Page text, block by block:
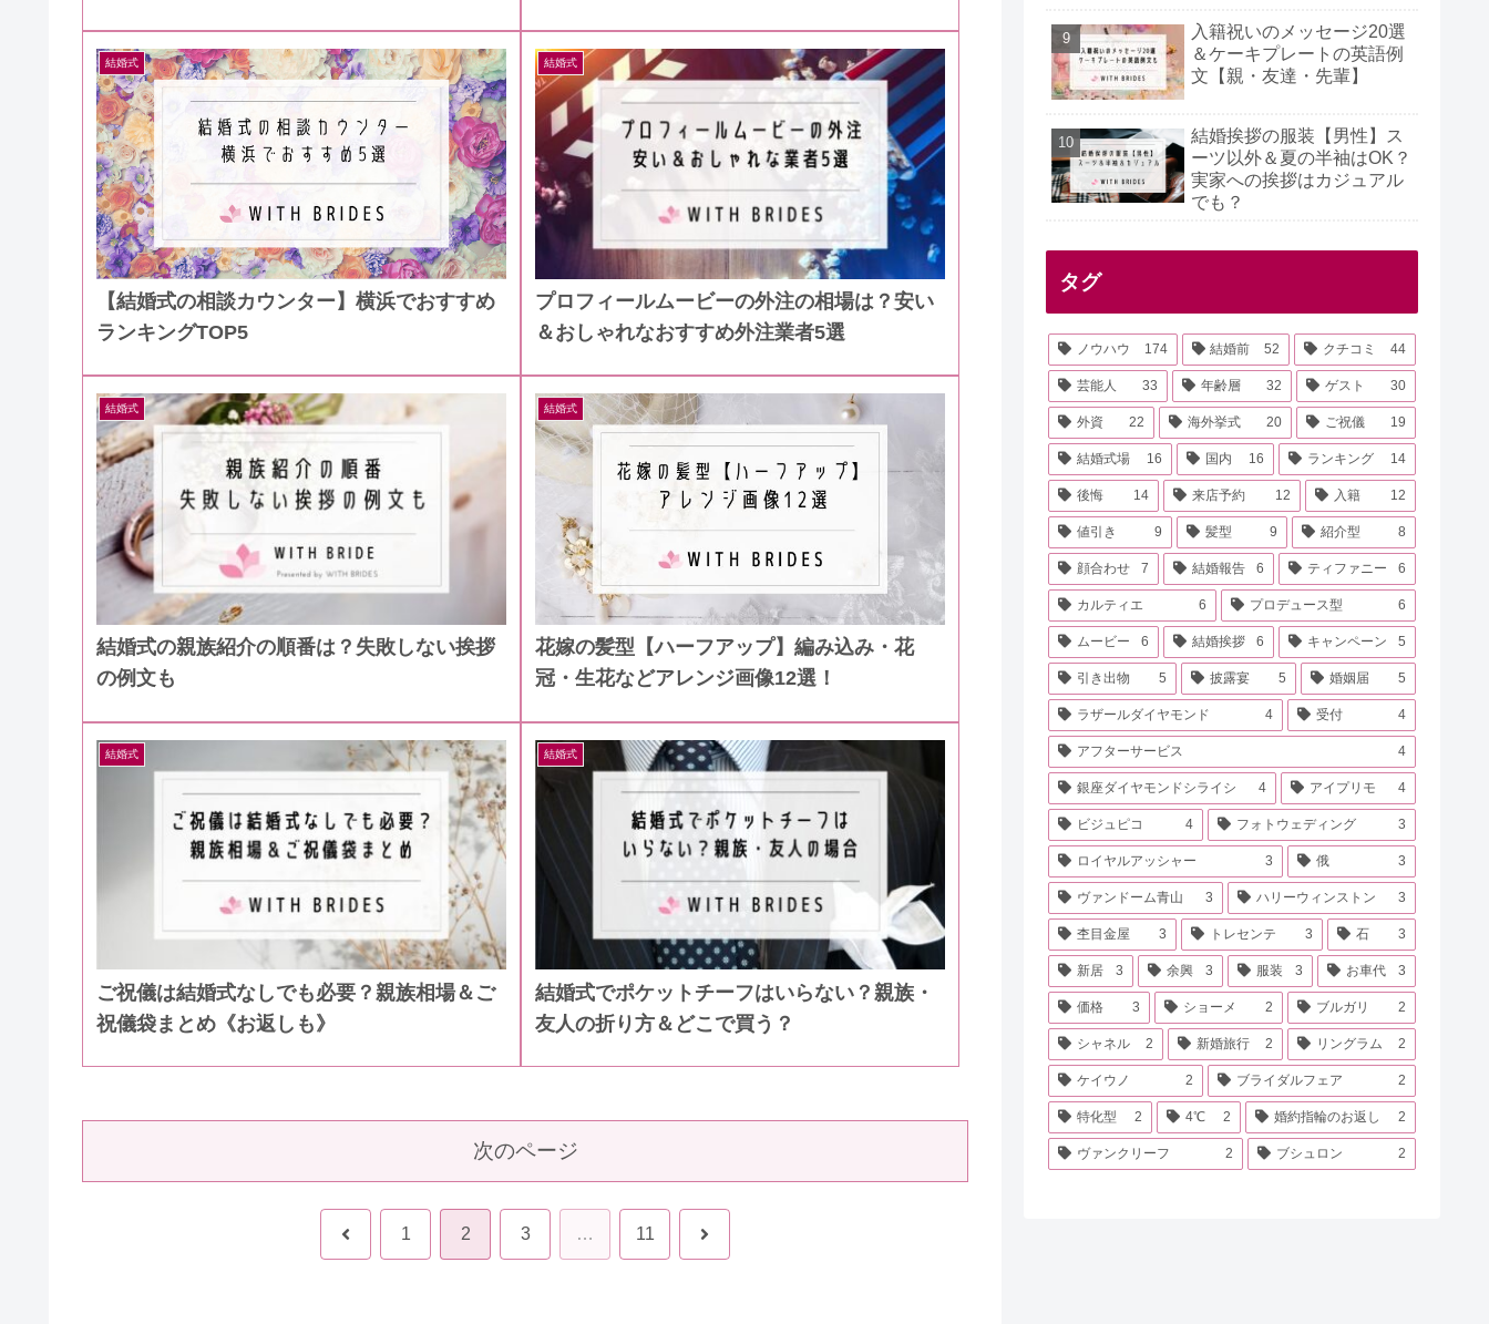
結婚式
【結婚式の相談カウンター】横浜でおすすめ
ランキングTOP5
結婚式
プロフィールムービーの外注の相場は？安い
＆おしゃれなおすすめ外注業者5選
結婚式
結婚式の親族紹介の順番は？失敗しない挨拶
の例文も
結婚式
花嫁の髪型【ハーフアップ】編み込み・花
冠・生花などアレンジ画像12選！
結婚式
ご祝儀は結婚式なしでも必要？親族相場＆ご
祝儀袋まとめ《お返しも》
結婚式
結婚式でポケットチーフはいらない？親族・
友人の折り方＆どこで買う？
次のページ
前 1 2 3 … 11 次
入籍祝いのメッセージ20選
＆ケーキプレートの英語例
文【親・友達・先輩】
結婚挨拶の服装【男性】ス
ーツ以外＆夏の半袖はOK？
実家への挨拶はカジュアル
でも？
タグ
ノウハウ 174 結婚前 52 クチコミ 44
芸能人 33 年齢層 32 ゲスト 30
外資 22 海外挙式 20 ご祝儀 19
結婚式場 16 国内 16 ランキング 14
後悔 14 来店予約 12 入籍 12
値引き 9 髪型 9 紹介型 8
顔合わせ 7 結婚報告 6 ティファニー 6
カルティエ 6 プロデュース型 6
ムービー 6 結婚挨拶 6 キャンペーン 5
引き出物 5 披露宴 5 婚姻届 5
ラザールダイヤモンド 4 受付 4
アフターサービス 4
銀座ダイヤモンドシライシ 4 アイプリモ 4
ビジュピコ 4 フォトウェディング 3
ロイヤルアッシャー 3 俄 3
ヴァンドーム青山 3 ハリーウィンストン 3
杢目金屋 3 トレセンテ 3 石 3
新居 3 余興 3 服装 3 お車代 3
価格 3 ショーメ 2 ブルガリ 2
シャネル 2 新婚旅行 2 リングラム 2
ケイウノ 2 ブライダルフェア 2
特化型 2 4℃ 2 婚約指輪のお返し 2
ヴァンクリーフ 2 ブシュロン 2